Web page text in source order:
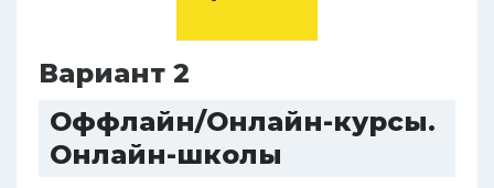
Вариант 2
Оффлайн/Онлайн-курсы.
Онлайн-школы